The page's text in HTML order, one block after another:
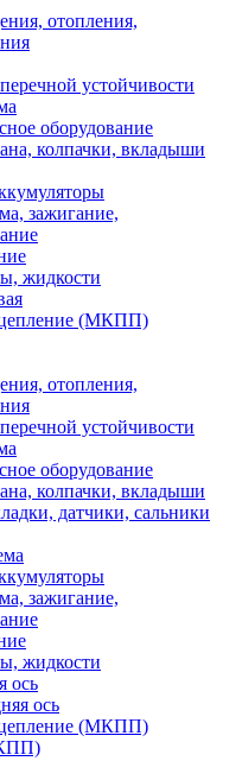
отопления,
устойчивости
оборудование
колпачки, вкладыши
зажигание,
жидкости
(МКПП)
отопления,
устойчивости
оборудование
колпачки, вкладыши
датчики, сальники
зажигание,
жидкости
ось
ось
(МКПП)